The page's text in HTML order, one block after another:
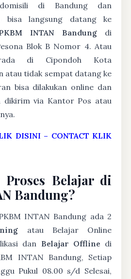
di Bandung dan
bisa langsung datang ke
INTAN Bandung di
Blok B Nomor 4. Atau
di Cipondoh Kota
atau tidak sempat datang ke
bisa dilakukan online dan
dikirim via Kantor Pos atau
DISINI – CONTACT KLIK
Proses Belajar di
Bandung?
INTAN Bandung ada 2
atau Belajar Online
dan Belajar Offline di
INTAN Bandung, Setiap
Pukul 08.00 s/d Selesai,